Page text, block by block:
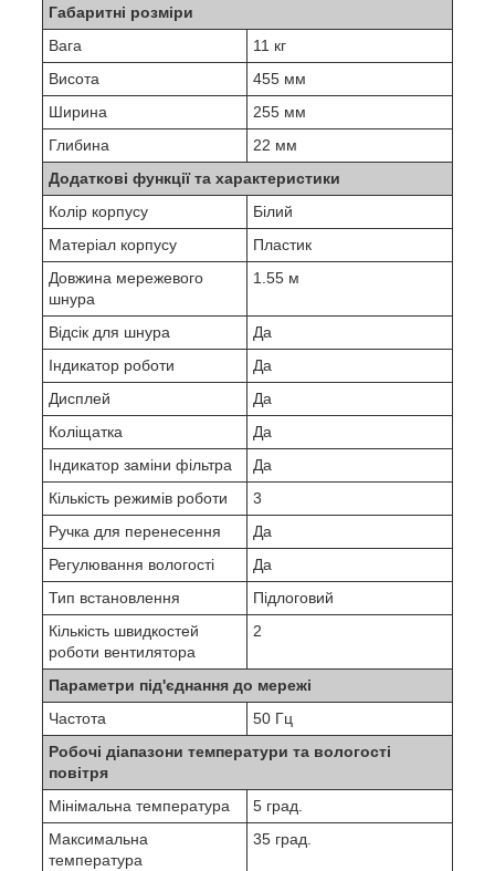
Габаритні розміри
Вага
11 кг
Висота
455 мм
Ширина
255 мм
Глибина
22 мм
Додаткові функції та характеристики
Колір корпусу
Білий
Матеріал корпусу
Пластик
Довжина мережевого
шнура
1.55 м
Відсік для шнура
Да
Індикатор роботи
Да
Дисплей
Да
Коліщатка
Да
Індикатор заміни фільтра
Да
Кількість режимів роботи
3
Ручка для перенесення
Да
Регулювання вологості
Да
Тип встановлення
Підлоговий
Кількість швидкостей
роботи вентилятора
2
Параметри під'єднання до мережі
Частота
50 Гц
Робочі діапазони температури та вологості
повітря
Мінімальна температура
5 град.
Максимальна
температура
35 град.